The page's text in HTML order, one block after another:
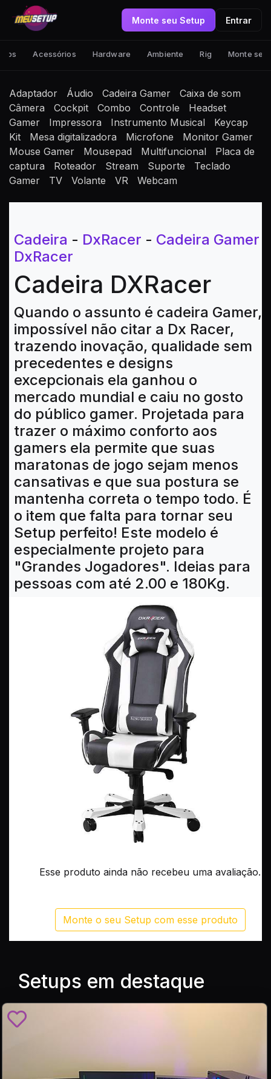
Monte seu Setup Entrar
Acessórios Hardware Ambiente Rig Monte seu
Adaptador Áudio Cadeira Gamer
Caixa de som
Câmera
Cockpit Combo Controle
Headset
Gamer
Impressora Instrumento Musical
Keycap
Kit
Mesa digitalizadora Microfone
Monitor Gamer
Mouse Gamer
Mousepad Multifuncional
Placa de
captura
Roteador Stream Suporte
Teclado
Gamer
TV Volante VR Webcam
Cadeira - DxRacer - Cadeira Gamer
DxRacer
Cadeira DXRacer
Quando o assunto é cadeira Gamer,
impossível não citar a Dx Racer,
trazendo inovação, qualidade sem
precedentes e designs
excepcionais ela ganhou o
mercado mundial e caiu no gosto
do público gamer. Projetada para
trazer o máximo conforto aos
gamers ela permite que suas
maratonas de jogo sejam menos
cansativas e que sua postura se
mantenha correta o tempo todo. É
o item que falta para tornar seu
Setup perfeito! Este modelo é
especialmente projeto para
"Grandes Jogadores". Ideias para
pessoas com até 2.00 e 180Kg.
Esse produto ainda não recebeu uma avaliação.
Monte o seu Setup com esse produto
Setups em destaque